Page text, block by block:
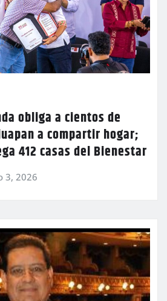
obliga a cientos de
a compartir hogar;
412 casas del Bienestar
3, 2026